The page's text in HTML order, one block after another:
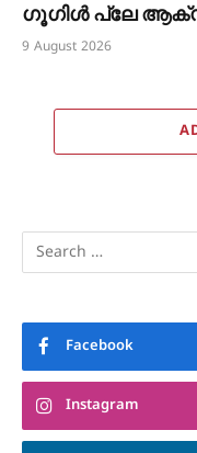
ഗൂഗിൾ പ്ലേ
9 August 2026
Facebook
Instagram